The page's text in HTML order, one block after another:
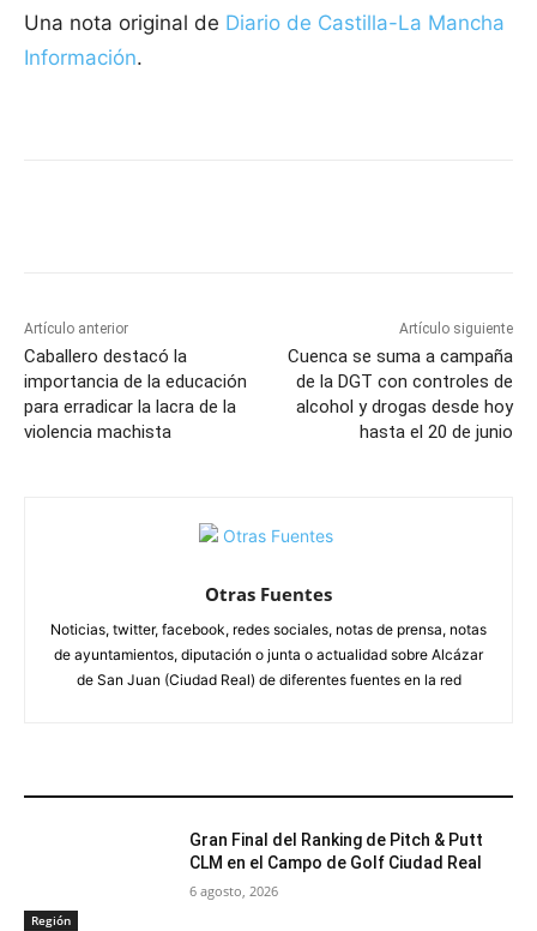
Una nota original de Diario de Castilla-La Mancha
Información.
Artículo anterior
Caballero destacó la
importancia de la educación
para erradicar la lacra de la
violencia machista
Artículo siguiente
Cuenca se suma a campaña
de la DGT con controles de
alcohol y drogas desde hoy
hasta el 20 de junio
Otras Fuentes
Noticias, twitter, facebook, redes sociales, notas de prensa, notas
de ayuntamientos, diputación o junta o actualidad sobre Alcázar
de San Juan (Ciudad Real) de diferentes fuentes en la red
Región
Gran Final del Ranking de Pitch & Putt
CLM en el Campo de Golf Ciudad Real
6 agosto, 2026